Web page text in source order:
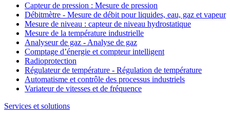
Capteur de pression : Mesure de pression
Débitmètre - Mesure de débit pour liquides, eau, gaz et vapeur
Mesure de niveau : capteur de niveau hydrostatique
Mesure de la température industrielle
Analyseur de gaz - Analyse de gaz
Comptage d’énergie et compteur intelligent
Radioprotection
Régulateur de température - Régulation de température
Automatisme et contrôle des processus industriels
Variateur de vitesses et de fréquence
Services et solutions